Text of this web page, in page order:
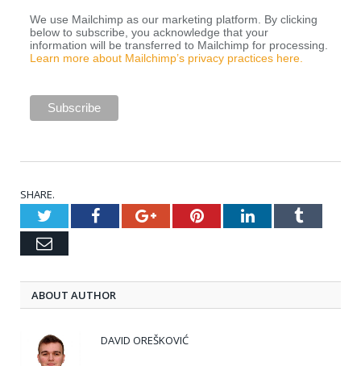
We use Mailchimp as our marketing platform. By clicking
below to subscribe, you acknowledge that your
information will be transferred to Mailchimp for processing.
Learn more about Mailchimp’s privacy practices here.
SHARE.
TwitterFacebookGoogle+PinterestLinkedInTumblr
Email
ABOUT AUTHOR
DAVID OREŠKOVIĆ